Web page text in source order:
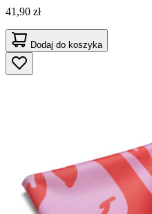
41,90 zł
Dodaj do koszyka